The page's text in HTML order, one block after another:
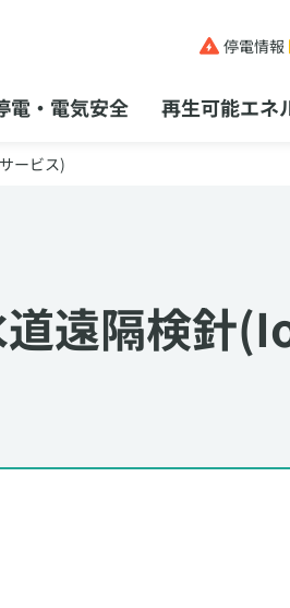
電・電気安全 再生可能エネ
停電情報
ービス)
遠隔検針